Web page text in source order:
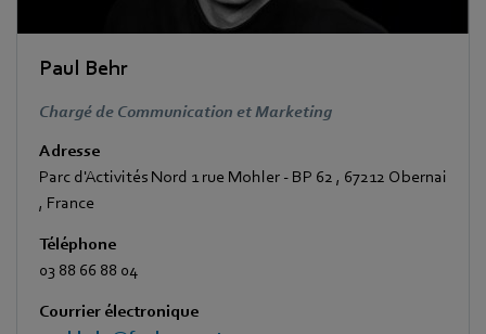
Paul Behr
Chargé de Communication et Marketing
Adresse
Parc d'Activités Nord 1 rue Mohler - BP 62 , 67212 Obernai
, France
Téléphone
03 88 66 88 04
Courrier électronique